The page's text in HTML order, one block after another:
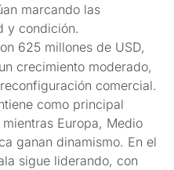
marcando las
y condición.
625 millones de USD,
crecimiento moderado,
comercial.
como principal
Europa, Medio
ganan dinamismo. En el
sigue liderando, con